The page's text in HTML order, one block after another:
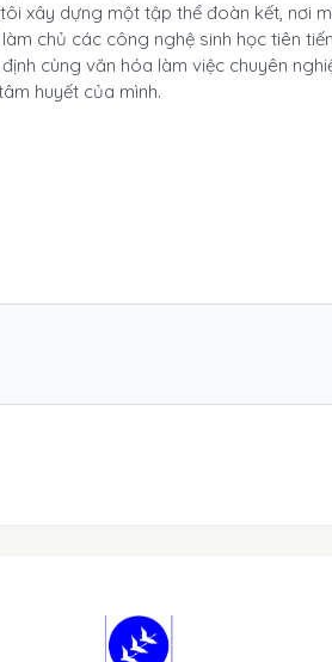
xây dựng một tập thể đoàn kết, nơi
chủ các công nghệ sinh học tiên
cùng văn hóa làm việc chuyên
huyết của mình.